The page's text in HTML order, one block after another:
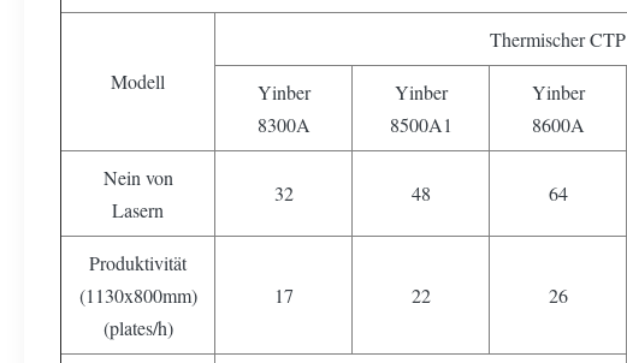
Modell
Thermischer CTP
Yinber
8300A
Yinber
8500A1
Yinber
8600A
Nein von
Lasern
32 48 64
Produktivität
(1130x800mm)
(plates/h)
17 22 26